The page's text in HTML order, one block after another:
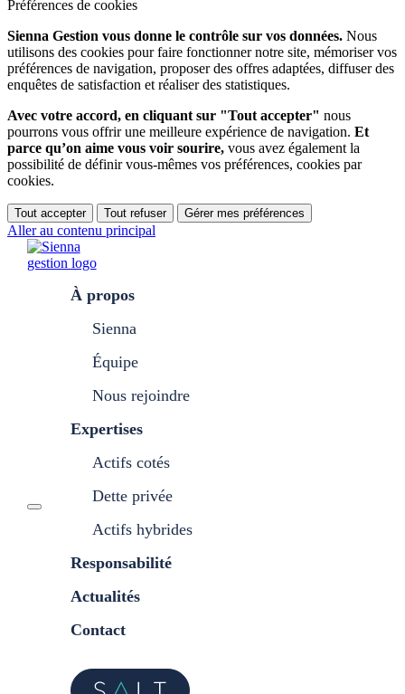
Préférences de cookies
Sienna Gestion vous donne le contrôle sur vos données. Nous
utilisons des cookies pour faire fonctionner notre site, mémoriser vos
préférences de navigation, proposer des offres adaptées, diffuser des
enquêtes de satisfaction et réaliser des statistiques.
Avec votre accord, en cliquant sur "Tout accepter" nous
pourrons vous offrir une meilleure expérience de navigation. Et
parce qu’on aime vous voir sourire, vous avez également la
possibilité de définir vous-mêmes vos préférences, cookies par
cookies.
Tout accepter Tout refuser Gérer mes préférences
Aller au contenu principal
À propos
Sienna
Équipe
Nous rejoindre
Expertises
Actifs cotés
Dette privée
Actifs hybrides
Responsabilité
Actualités
Contact